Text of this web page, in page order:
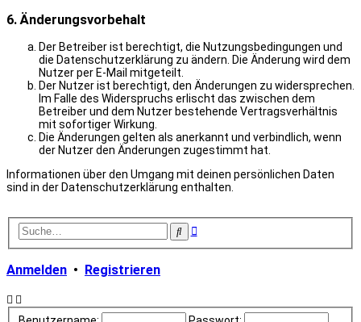
6. Änderungsvorbehalt
Der Betreiber ist berechtigt, die Nutzungsbedingungen und
die Datenschutzerklärung zu ändern. Die Änderung wird dem
Nutzer per E-Mail mitgeteilt.
Der Nutzer ist berechtigt, den Änderungen zu widersprechen.
Im Falle des Widerspruchs erlischt das zwischen dem
Betreiber und dem Nutzer bestehende Vertragsverhältnis
mit sofortiger Wirkung.
Die Änderungen gelten als anerkannt und verbindlich, wenn
der Nutzer den Änderungen zugestimmt hat.
Informationen über den Umgang mit deinen persönlichen Daten
sind in der Datenschutzerklärung enthalten.
SucheErweiterte
Anmelden • Registrieren